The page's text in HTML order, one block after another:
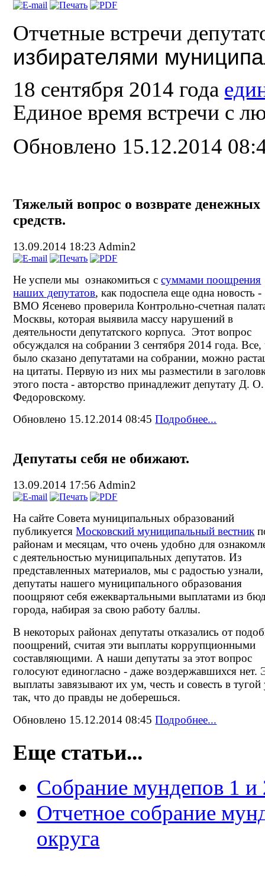
Отчетные встречи
избирателями
18 сентября 2014 года
Единое время встречи с
Обновлено 15.12.2014
Тяжелый вопрос о возврате денежных
средств.
13.09.2014 18:23 Admin2
Не успели мы ознакомиться ссуммами поощрения
наших депутатов, как подоспела еще одна новость -
ВМО Ясенево проверила Контрольно-счетная
Москвы, которая выявила массу нарушений в
деятельности депутатского корпуса. Этот вопрос
обсуждался на собрании 3 сентября 2014 года. Все,
было сказано депутатами на собрании, можно
на цитаты. Первую из них мы разместили в
этого поста - авторство принадлежит депутату Д. О.
Федоровскому.
Обновлено 15.12.2014 08:45Подробнее...
Депутаты себя не обижают.
13.09.2014 17:56 Admin2
На сайте Совета муниципальных образований
публикуетсяМосковский муниципальный вестник
районам и месяцам, что очень удобно для
с деятельностью муниципальных депутатов. Из
представленных материалов, мы с радостью
депутаты нашего муниципального образования
поощряют себя ежеквартальными выплатами из
города, набирая за свою работу баллы.
В некоторых районах депутаты отказались от
поощрений, считая эти выплаты коррупционными
составляющими. А наши депутаты за этот вопрос
голосуют единогласно - даже воздержавшихся нет.
выплаты завязывают их ум, честь и совесть в тугой
так, что до правды не доберешься.
Обновлено 15.12.2014 08:45Подробнее...
Еще статьи...
Собрание мундепов 1 и
Отчетное собрание
округа